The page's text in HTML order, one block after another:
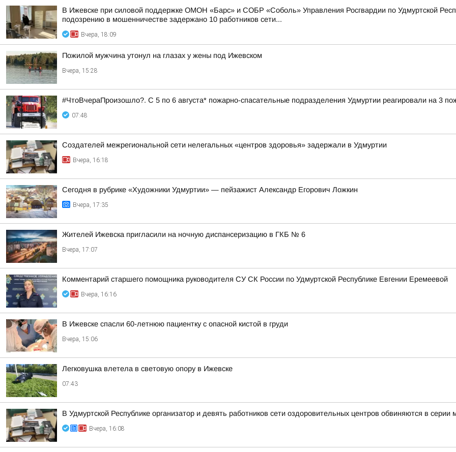
В Ижевске при силовой поддержке ОМОН «Барс» и СОБР «Соболь» Управления Росгвардии по Удмуртской
подозрению в мошенничестве задержано 10 работников сети...
Вчера, 18:09
Пожилой мужчина утонул на глазах у жены под Ижевском
Вчера, 15:28
#ЧтоВчераПроизошло?. С 5 по 6 августа* пожарно-спасательные подразделения Удмуртии реагировали на 3
07:48
Создателей межрегиональной сети нелегальных «центров здоровья» задержали в Удмуртии
Вчера, 16:18
Сегодня в рубрике «Художники Удмуртии» — пейзажист Александр Егорович Ложкин
Вчера, 17:35
Жителей Ижевска пригласили на ночную диспансеризацию в ГКБ № 6
Вчера, 17:07
Комментарий старшего помощника руководителя СУ СК России по Удмуртской Республике Евгении Еремеевой
Вчера, 16:16
В Ижевске спасли 60-летнюю пациентку с опасной кистой в груди
Вчера, 15:06
Легковушка влетела в световую опору в Ижевске
07:43
В Удмуртской Республике организатор и девять работников сети оздоровительных центров обвиняются в серии
Вчера, 16:08